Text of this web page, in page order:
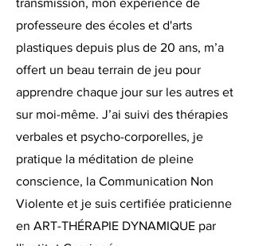
transmission, mon expérience de
professeure des écoles et d'arts
plastiques depuis plus de 20 ans, m’a
offert un beau terrain de jeu pour
apprendre chaque jour sur les autres et
sur moi-même. J’ai suivi des thérapies
verbales et psycho-corporelles, je
pratique la méditation de pleine
conscience, la Communication Non
Violente et je suis certifiée praticienne
en ART-THÉRAPIE DYNAMIQUE par